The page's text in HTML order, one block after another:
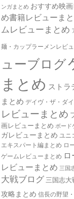
ンガまとめ おすすめ映
め書籍レビューま
ムレビューまとめ
麺・カップラーメンレビ
ューブログ
まとめ ストラ
まとめ デイヴ・ザ・ダ
レビューまとめ
画レビューまとめ ボード
ガレビューまとめ ユニ
エキスパート編まとめ ロ
ゲームレビューまとめ
レビューまとめ 三国
大戦ブログ 三国志大
攻略まとめ 信長の野望